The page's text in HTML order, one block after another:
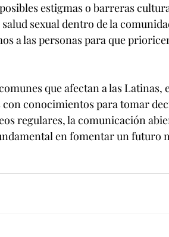
estigmas o barreras
sexual dentro de la
a las personas para que
que afectan a las Latinas,
conocimientos para tomar
regulares, la comunicación
en fomentar un futuro